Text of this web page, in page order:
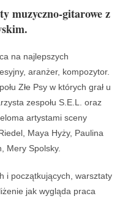
muzyczno-gitarowe z
na najlepszych
aranżer, kompozytor.
Złe Psy w których grał u
zespołu S.E.L. oraz
artystami sceny
Maya Hyży, Paulina
Mery Spolsky.
i początkujących, warsztaty
jak wygląda praca